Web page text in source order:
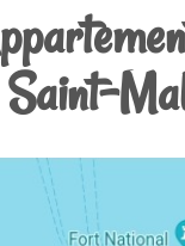
Saint-